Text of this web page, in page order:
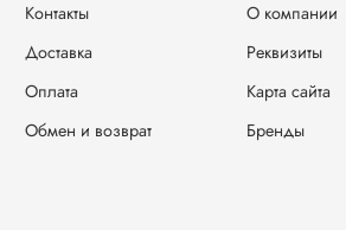
Контакты
Доставка
Оплата
Обмен и возврат
О компании
Реквизиты
Карта сайта
Бренды